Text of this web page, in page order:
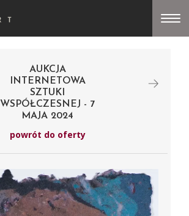
AUKCJA
INTERNETOWA
SZTUKI
WSPÓŁCZESNEJ - 7
MAJA 2024
powrót do oferty